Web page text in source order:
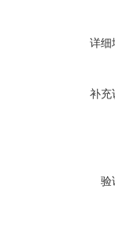
详细
补充
验